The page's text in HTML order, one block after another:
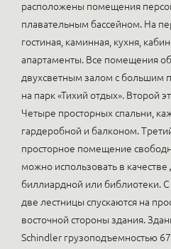
расположены помещения
плавательным бассейном. На
гостиная, каминная, кухня,
апартаменты. Все помещения
двухсветным залом с большим
на парк «Тихий отдых». Второй
Четыре просторных спальни,
гардеробной и балконом.
просторное помещение
можно использовать в
биллиардной или библиотеки.
две лестницы спускаются на
восточной стороны здания.
Schindler грузоподъемностью